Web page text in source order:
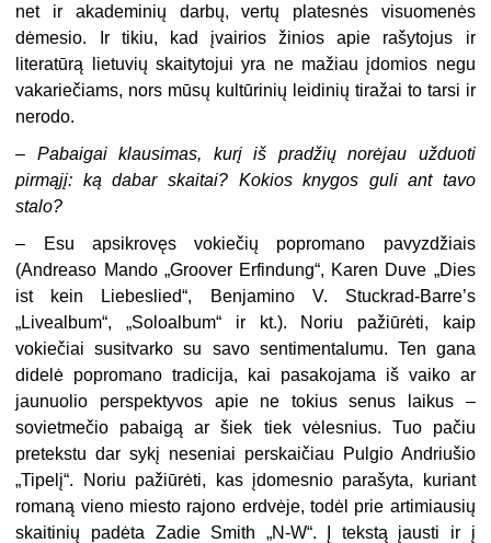
net ir akademinių darbų, vertų platesnės visuomenės
dėmesio. Ir tikiu, kad įvairios žinios apie rašytojus ir
literatūrą lietuvių skaitytojui yra ne mažiau įdomios negu
vakariečiams, nors mūsų kultūrinių leidinių tiražai to tarsi ir
nerodo.
– Pabaigai klausimas, kurį iš pradžių norėjau užduoti
pirmąjį: ką dabar skaitai? Kokios knygos guli ant tavo
stalo?
– Esu apsikrovęs vokiečių popromano pavyzdžiais
(Andreaso Mando „Groover Erfindung“, Karen Duve „Dies
ist kein Liebeslied“, Benjamino V. Stuckrad-Barre’s
„Livealbum“, „Soloalbum“ ir kt.). Noriu pažiūrėti, kaip
vokiečiai susitvarko su savo sentimentalumu. Ten gana
didelė popromano tradicija, kai pasakojama iš vaiko ar
jaunuolio perspektyvos apie ne tokius senus laikus –
sovietmečio pabaigą ar šiek tiek vėlesnius. Tuo pačiu
pretekstu dar sykį neseniai perskaičiau Pulgio Andriušio
„Tipelį“. Noriu pažiūrėti, kas įdomesnio parašyta, kuriant
romaną vieno miesto rajono erdvėje, todėl prie artimiausių
skaitinių padėta Zadie Smith „N-W“. Į tekstą įausti ir į